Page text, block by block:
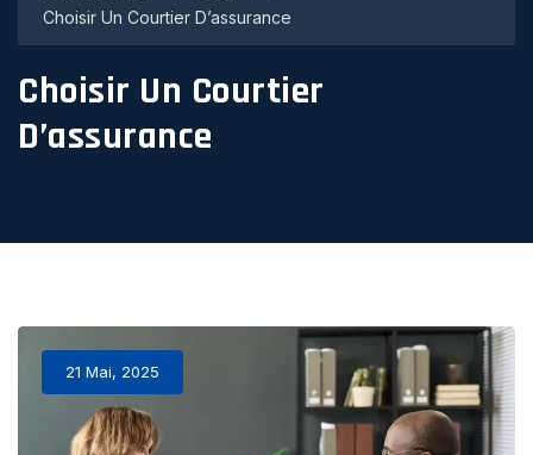
Choisir Un Courtier D’assurance
Choisir Un Courtier
D’assurance
21 Mai, 2025